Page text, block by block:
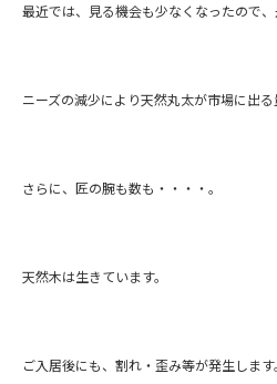
最近では、見る機会も少なくなったので、
ニーズの減少により天然丸太が市場に出る
さらに、匠の腕も数も・・・・。
天然木は生きています。
ご入居後にも、割れ・歪み等が発生します